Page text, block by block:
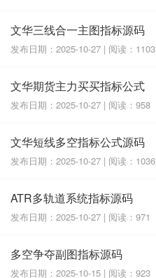
文华三线合一主图指标源码
发布日期：2025-10-27 | 阅读：1103
文华期货主力买买指标公式
发布日期：2025-10-27 | 阅读：958
文华短线多空指标公式源码
发布日期：2025-10-27 | 阅读：1036
ATR多轨道系统指标源码
发布日期：2025-10-27 | 阅读：971
多空争夺副图指标源码
发布日期：2025-10-15 | 阅读：923